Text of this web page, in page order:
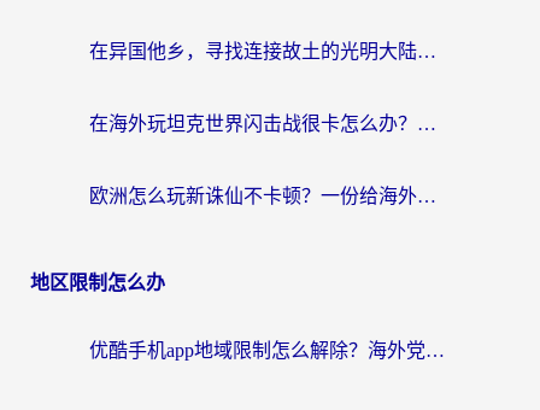
在异国他乡，寻找连接故土的光明大陆免费加速器
在海外玩坦克世界闪击战很卡怎么办？老玩家亲测有效的加速器选择指南
欧洲怎么玩新诛仙不卡顿？一份给海外游子的国服游戏畅玩指南
地区限制怎么办
优酷手机app地域限制怎么解除？海外党亲测有效的追剧方案